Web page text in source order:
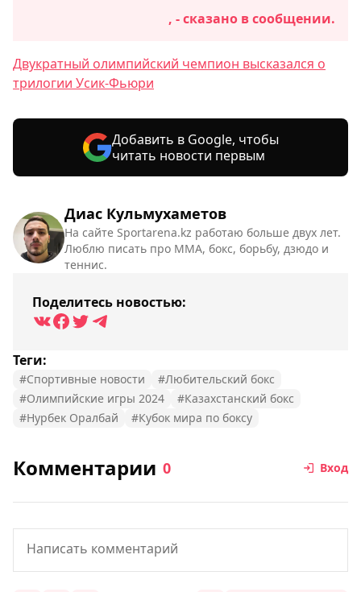
Диас Кульмухаметов
На сайте Sportarena.kz работаю больше двух лет.
Люблю писать про ММА, бокс, борьбу, дзюдо и
теннис.
Поделитесь новостью:
Теги:
#Спортивные новости
#Любительский бокс
#Олимпийские игры 2024
#Казахстанский бокс
#Нурбек Оралбай
#Кубок мира по боксу
, - сказано в сообщении.
Двукратный олимпийский чемпион высказался о
трилогии Усик-Фьюри
Добавить в Google, чтобы
читать новости первым
Комментарии 0 Вход